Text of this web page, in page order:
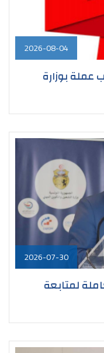
2026-08-04
عملة بوزارة
2026-07-30
لمتابعة